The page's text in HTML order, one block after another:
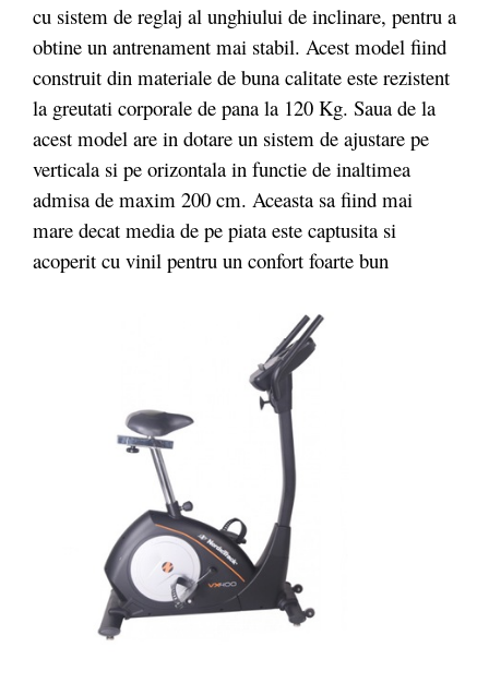
cu sistem de reglaj al unghiului de inclinare, pentru a
obtine un antrenament mai stabil. Acest model fiind
construit din materiale de buna calitate este rezistent
la greutati corporale de pana la 120 Kg. Saua de la
acest model are in dotare un sistem de ajustare pe
verticala si pe orizontala in functie de inaltimea
admisa de maxim 200 cm. Aceasta sa fiind mai
mare decat media de pe piata este captusita si
acoperit cu vinil pentru un confort foarte bun